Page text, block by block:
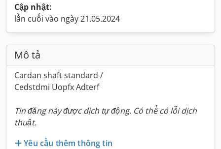
Cập nhật:
lần cuối vào ngày 21.05.2024
Mô tả
Cardan shaft standard /
Cedstdmi Uopfx Adterf
Tin đăng này được dịch tự động. Có thể có lỗi dịch
thuật.
Yêu cầu thêm thông tin